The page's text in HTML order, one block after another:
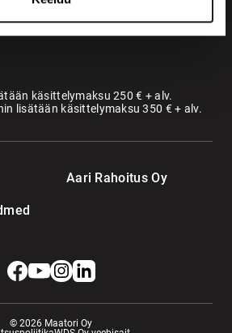
Aari Rahoitus Oy
käsittelymaksu 250 € + alv.
lisätään käsittelymaksu 350 € + alv.
© 2026 Maatori Oy